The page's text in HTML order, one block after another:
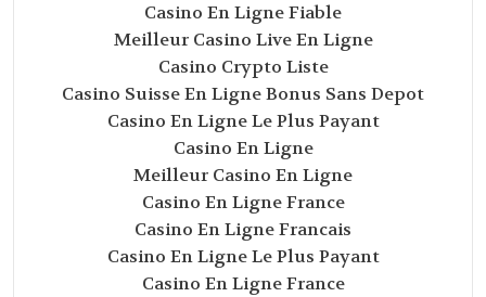
Casino En Ligne Fiable
Meilleur Casino Live En Ligne
Casino Crypto Liste
Casino Suisse En Ligne Bonus Sans Depot
Casino En Ligne Le Plus Payant
Casino En Ligne
Meilleur Casino En Ligne
Casino En Ligne France
Casino En Ligne Francais
Casino En Ligne Le Plus Payant
Casino En Ligne France